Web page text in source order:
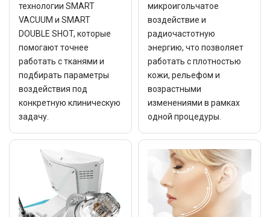
технологии SMART
VACUUM и SMART
DOUBLE SHOT, которые
помогают точнее
работать с тканями и
подбирать параметры
воздействия под
конкретную клиническую
задачу.
микроигольчатое
воздействие и
радиочастотную
энергию, что позволяет
работать с плотностью
кожи, рельефом и
возрастными
изменениями в рамках
одной процедуры.